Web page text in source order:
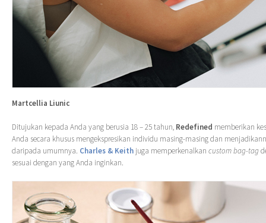
Martcellia Liunic
Ditujukan kepada Anda yang berusia 18 – 25 tahun, Redefined memberikan
Anda secara khusus mengekspresikan individu masing-masing dan
daripada umumnya. Charles & Keith juga memperkenalkan custom bag-tag
sesuai dengan yang Anda inginkan.